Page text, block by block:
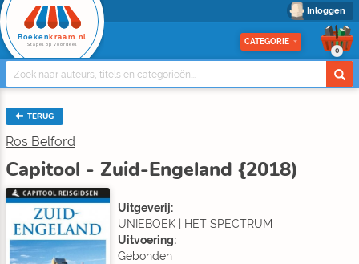
Inloggen
Boeken kraam.nl
Stapel op voordeel CATEGORIE
0
TERUG
Ros Belford
Capitool - Zuid-Engeland {2018)
Uitgeverij:
UNIEBOEK | HET SPECTRUM
Uitvoering:
Gebonden